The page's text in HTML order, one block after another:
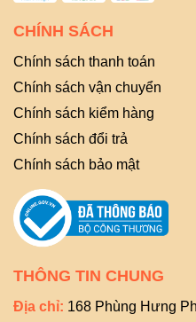
CHÍNH SÁCH
Chính sách thanh toán
Chính sách vận chuyển
Chính sách kiểm hàng
Chính sách đổi trả
Chính sách bảo mật
THÔNG TIN CHUNG
Địa chỉ: 168 Phùng Hưng